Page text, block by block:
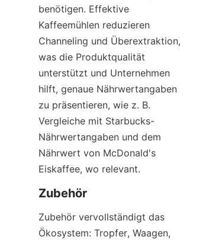
benötigen. Effektive
Kaffeemühlen reduzieren
Channeling und Überextraktion,
was die Produktqualität
unterstützt und Unternehmen
hilft, genaue Nährwertangaben
zu präsentieren, wie z. B.
Vergleiche mit Starbucks-
Nährwertangaben und dem
Nährwert von McDonald's
Eiskaffee, wo relevant.
Zubehör vervollständigt das
Ökosystem: Tropfer, Waagen,